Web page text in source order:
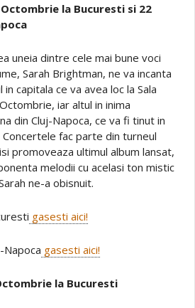
la Bucuresti si 22
uneia dintre cele mai bune voci
Sarah Brightman, ne va incanta
capitala ce va avea loc la Sala
iar altul in inima
din Cluj-Napoca, ce va fi tinut in
fac parte din turneul
promoveaza ultimul album lansat,
melodii cu acelasi ton mistic
ne-a obisnuit.
gasesti aici!
Napoca gasesti aici!
la Bucuresti